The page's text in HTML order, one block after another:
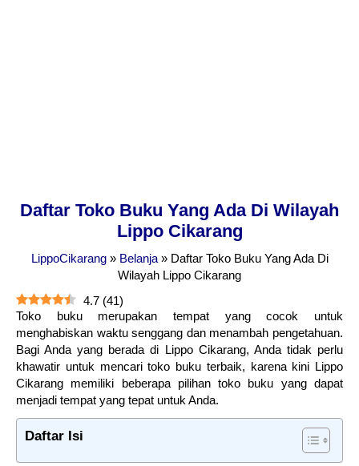
Daftar Toko Buku Yang Ada Di Wilayah
Lippo Cikarang
LippoCikarang» Belanja» Daftar Toko Buku Yang Ada Di
Wilayah Lippo Cikarang
4.7 (41)
Toko buku merupakan tempat yang cocok untuk
menghabiskan waktu senggang dan menambah pengetahuan.
Bagi Anda yang berada di Lippo Cikarang, Anda tidak perlu
khawatir untuk mencari toko buku terbaik, karena kini Lippo
Cikarang memiliki beberapa pilihan toko buku yang dapat
menjadi tempat yang tepat untuk Anda.
Daftar Isi